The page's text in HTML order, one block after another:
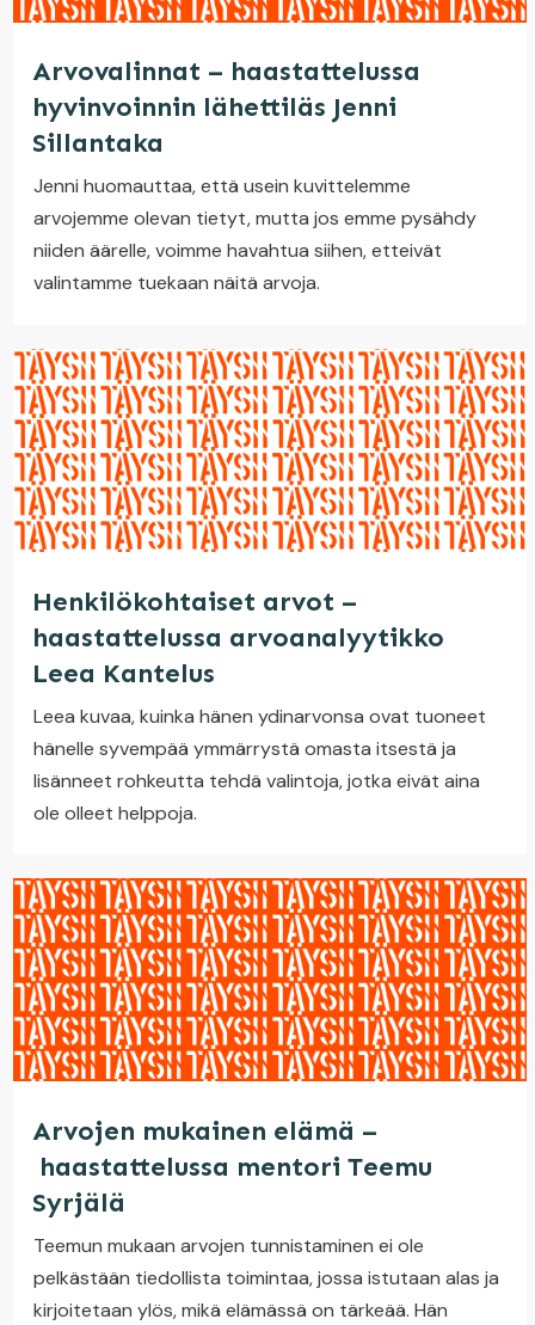
Arvovalinnat – haastattelussa
hyvinvoinnin lähettiläs Jenni
Sillantaka
Jenni huomauttaa, että usein kuvittelemme
arvojemme olevan tietyt, mutta jos emme pysähdy
niiden äärelle, voimme havahtua siihen, etteivät
valintamme tuekaan näitä arvoja.
Henkilökohtaiset arvot –
haastattelussa arvoanalyytikko
Leea Kantelus
Leea kuvaa, kuinka hänen ydinarvonsa ovat tuoneet
hänelle syvempää ymmärrystä omasta itsestä ja
lisänneet rohkeutta tehdä valintoja, jotka eivät aina
ole olleet helppoja.
Arvojen mukainen elämä –
haastattelussa mentori Teemu
Syrjälä
Teemun mukaan arvojen tunnistaminen ei ole
pelkästään tiedollista toimintaa, jossa istutaan alas ja
kirjoitetaan ylös, mikä elämässä on tärkeää. Hän